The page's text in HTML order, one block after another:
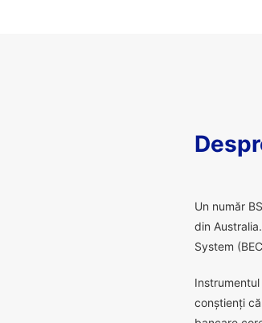
Un număr
din
System
conștienți